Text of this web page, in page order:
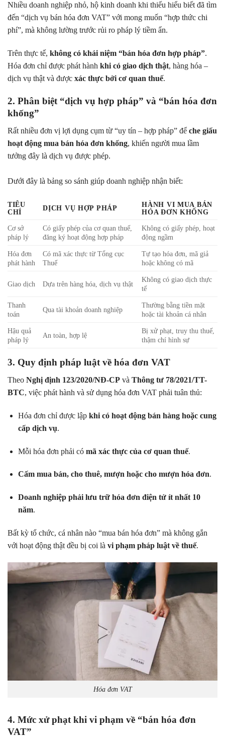
Nhiều doanh nghiệp nhỏ, hộ kinh doanh khi thiếu hiểu biết đã tìm
đến “dịch vụ bán hóa đơn VAT” với mong muốn “hợp thức chi
phí”, mà không lường trước rủi ro pháp lý tiềm ẩn.
Trên thực tế, không có khái niệm “bán hóa đơn hợp pháp”.
Hóa đơn chỉ được phát hành khi có giao dịch thật, hàng hóa –
dịch vụ thật và được xác thực bởi cơ quan thuế.
2. Phân biệt “dịch vụ hợp pháp” và “bán hóa đơn
khống”
Rất nhiều đơn vị lợi dụng cụm từ “uy tín – hợp pháp” để che giấu
hoạt động mua bán hóa đơn khống, khiến người mua lầm
tưởng đây là dịch vụ được phép.
Dưới đây là bảng so sánh giúp doanh nghiệp nhận biết:
TIÊU
CHÍ
DỊCH VỤ HỢP PHÁP
HÀNH VI MUA BÁN
HÓA ĐƠN KHỐNG
Cơ sở
pháp lý
Có giấy phép của cơ quan thuế,
đăng ký hoạt động hợp pháp
Không có giấy phép, hoạt
động ngầm
Hóa đơn
phát hành
Có mã xác thực từ Tổng cục
Thuế
Tự tạo hóa đơn, mã giả
hoặc không có mã
Giao dịch Dựa trên hàng hóa, dịch vụ thật
Không có giao dịch thực
tế
Thanh
toán
Qua tài khoản doanh nghiệp
Thường bằng tiền mặt
hoặc tài khoản cá nhân
Hậu quả
pháp lý
An toàn, hợp lệ
Bị xử phạt, truy thu thuế,
thậm chí hình sự
3. Quy định pháp luật về hóa đơn VAT
Theo Nghị định 123/2020/NĐ-CP và Thông tư 78/2021/TT-
BTC, việc phát hành và sử dụng hóa đơn VAT phải tuân thủ:
Hóa đơn chỉ được lập khi có hoạt động bán hàng hoặc cung
cấp dịch vụ.
Mỗi hóa đơn phải có mã xác thực của cơ quan thuế.
Cấm mua bán, cho thuê, mượn hoặc cho mượn hóa đơn.
Doanh nghiệp phải lưu trữ hóa đơn điện tử ít nhất 10
năm.
Bất kỳ tổ chức, cá nhân nào “mua bán hóa đơn” mà không gắn
với hoạt động thật đều bị coi là vi phạm pháp luật về thuế.
Hóa đơn VAT
4. Mức xử phạt khi vi phạm về “bán hóa đơn
VAT”